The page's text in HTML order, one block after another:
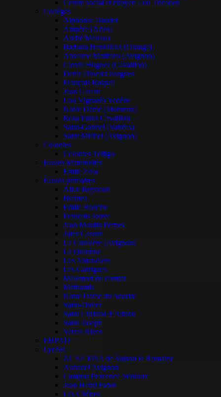
Centre social et citoyen Lou Tricadou
Collèges
Alphonse Daudet
Ampère (Arles)
André Malraux
Barbara Hendricks (Orange)
Anselme Matthieu (Avignon)
Clovis Hugues (Cavaillon)
Denis Diderot Sorgues
François Raspail
Jean Garcin
Lou Vignarès Vedène
Notre Dame (Monteux)
Rosa Parks Cavaillon
Saint-Gabriel (Valréas)
Saint Michel (Avignon)
Colonies
Colonies Telligo
Ecoles Maternelles
Emile Zola
Écoles primaires
Alice Reynaud
Brantes
Emile Bouche
François Jouve
Jean Moulin Pernes
Jules Cassini
La Croisière (Avignon)
La Quintine
Les Amandiers
Les Garrigues
Malemort du comtat
Méthamis
Notre Dame du Sourire
Saint-Didier
Saint Christol d’Albion
Saint Joseph
Vertes Rives
EHPAD
Lycées
ACAF MSA de Vaison la Romaine
Aubanel Avignon
Campus Provence Ventoux
Jean Henri Fabre
Les Chênes